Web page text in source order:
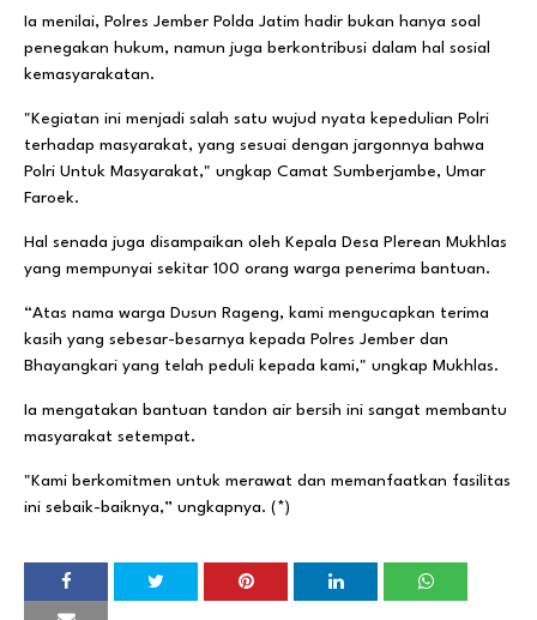
Ia menilai, Polres Jember Polda Jatim hadir bukan hanya soal
penegakan hukum, namun juga berkontribusi dalam hal sosial
kemasyarakatan.
"Kegiatan ini menjadi salah satu wujud nyata kepedulian Polri
terhadap masyarakat, yang sesuai dengan jargonnya bahwa
Polri Untuk Masyarakat," ungkap Camat Sumberjambe, Umar
Faroek.
Hal senada juga disampaikan oleh Kepala Desa Plerean Mukhlas
yang mempunyai sekitar 100 orang warga penerima bantuan.
“Atas nama warga Dusun Rageng, kami mengucapkan terima
kasih yang sebesar-besarnya kepada Polres Jember dan
Bhayangkari yang telah peduli kepada kami," ungkap Mukhlas.
Ia mengatakan bantuan tandon air bersih ini sangat membantu
masyarakat setempat.
"Kami berkomitmen untuk merawat dan memanfaatkan fasilitas
ini sebaik-baiknya,” ungkapnya. (*)